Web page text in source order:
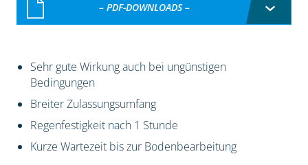
– PDF-DOWNLOADS –
Sehr gute Wirkung auch bei ungünstigen
Bedingungen
Breiter Zulassungsumfang
Regenfestigkeit nach 1 Stunde
Kurze Wartezeit bis zur Bodenbearbeitung